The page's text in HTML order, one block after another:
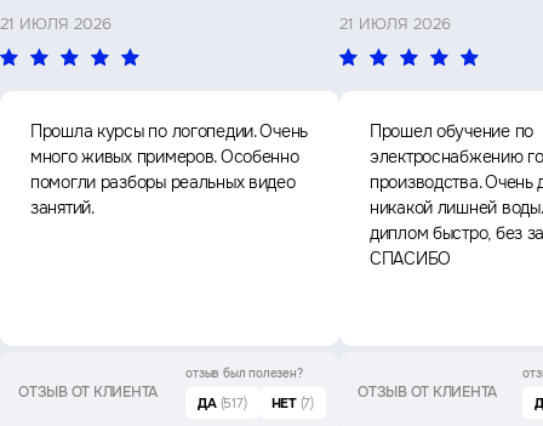
21 ИЮЛЯ 2026
Прошла курсы по логопедии. Очень
много живых примеров. Особенно
помогли разборы реальных видео
занятий.
ОТЗЫВ ОТ КЛИЕНТА
отзыв был полезен?
ДА (517) НЕТ (7)
21 ИЮЛЯ 2026
Прошел обучение по
электроснабжению
производства. Очень
никакой лишней
диплом быстро, без
СПАСИБО
ОТЗЫВ ОТ КЛИЕНТА